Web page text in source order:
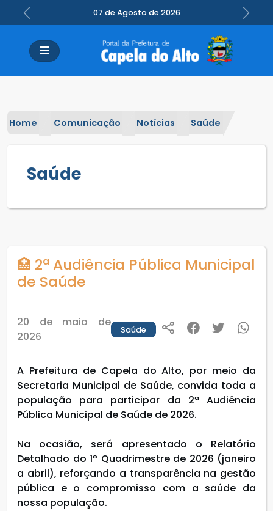
07 de Agosto de 2026
Previous Next
Home Comunicação Notícias Saúde
Saúde
🏥 2ª Audiência Pública Municipal
de Saúde
20 de maio de
2026
Saúde
A Prefeitura de Capela do Alto, por meio da
Secretaria Municipal de Saúde, convida toda a
população para participar da 2ª Audiência
Pública Municipal de Saúde de 2026.
Na ocasião, será apresentado o Relatório
Detalhado do 1º Quadrimestre de 2026 (janeiro
a abril), reforçando a transparência na gestão
pública e o compromisso com a saúde da
nossa população.